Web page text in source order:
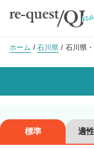
ホーム 石川県 石川県
標準 適